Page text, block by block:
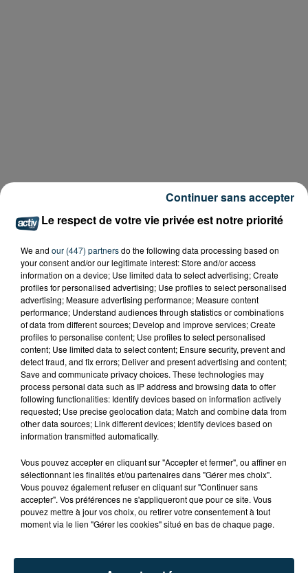
TITRES DIFFUSÉS
10h24
10h24 10h21
10h21
Le respect de votre vie privée est notre priorité
We and our (447) partnersdo the following data processing based on
your consent and/or our legitimate interest: Store and/or access
information on a device; Use limited data to select advertising; Create
profiles for personalised advertising; Use profiles to select personalised
advertising; Measure advertising performance; Measure content
performance; Understand audiences through statistics or combinations
of data from different sources; Develop and improve services; Create
profiles to personalise content; Use profiles to select personalised
content; Use limited data to select content; Ensure security, prevent and
detect fraud, and fix errors; Deliver and present advertising and content;
Save and communicate privacy choices. These technologies may
process personal data such as IP address and browsing data to offer
following functionalities: Identify devices based on information actively
requested; Use precise geolocation data; Match and combine data from
other data sources; Link different devices; Identify devices based on
information transmitted automatically.
Vous pouvez accepter en cliquant sur "Accepter et fermer", ou affiner en
sélectionnant les finalités et/ou partenaires dans "Gérer mes choix".
Vous pouvez également refuser en cliquant sur "Continuer sans
accepter". Vos préférences ne s'appliqueront que pour ce site. Vous
pouvez mettre à jour vos choix, ou retirer votre consentement à tout
moment via le lien "Gérer les cookies" situé en bas de chaque page.
Continuer sans accepter